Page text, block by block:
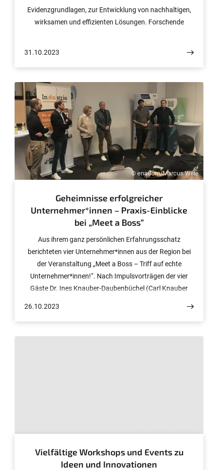
Evidenzgrundlagen, zur Entwicklung von nachhaltigen,
wirksamen und effizienten Lösungen. Forschende
Wissenschaftler*innen – wie etwa Prof. Hendrik Streeck
– die in der Politikberatung aktiv sind. Aber wie
funktioniert der Wissenstransfer zwischen Wissenschaft
und Politik genau? Welche Chancen und Risiken birgt
diese Zusammenarbeit? Beim diesjährigen Postdoc Day
2023 wurde Politikberatung als Schwerpunktthema
groß diskutiert. Jetzt folgen verschiedene
Veranstaltungen, die junge sowie etablierte
Wissenschaftler*innen dabei unterstützen, ihr Wissen
31.10.2023
© enaCom/Marcus Wille
Geheimnisse erfolgreicher
Unternehmer*innen – Praxis-Einblicke
bei „Meet a Boss“
Aus ihrem ganz persönlichen Erfahrungsschatz
berichteten vier Unternehmer*innen aus der Region bei
der Veranstaltung „Meet a Boss – Triff auf echte
Unternehmer*innen!“. Nach Impulsvorträgen der vier
Gäste Dr. Ines Knauber-Daubenbüchel (Carl Knauber
Group) hatten die Student*innen Gelegenheit, den
26.10.2023
Vielfältige Workshops und Events zu
Ideen und Innovationen